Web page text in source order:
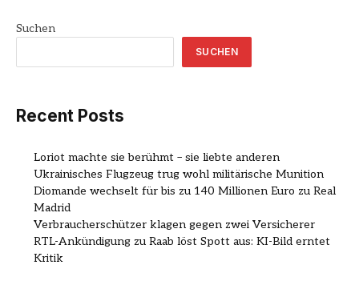
Suchen
SUCHEN
Recent Posts
Loriot machte sie berühmt – sie liebte anderen
Ukrainisches Flugzeug trug wohl militärische Munition
Diomande wechselt für bis zu 140 Millionen Euro zu Real
Madrid
Verbraucherschützer klagen gegen zwei Versicherer
RTL-Ankündigung zu Raab löst Spott aus: KI-Bild erntet
Kritik